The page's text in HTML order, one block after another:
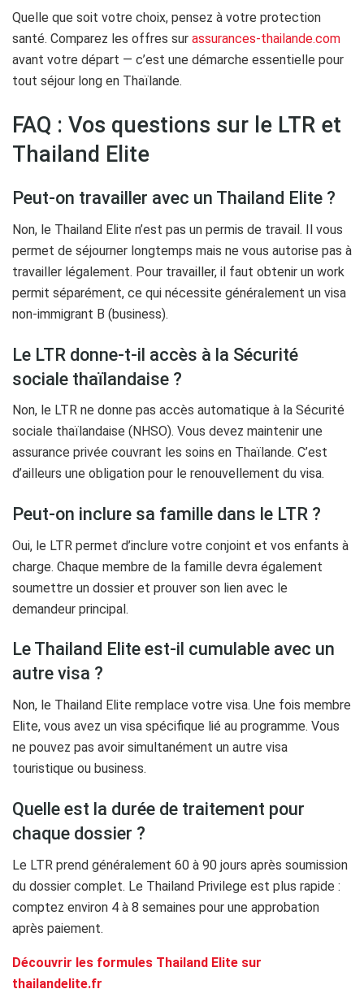
Quelle que soit votre choix, pensez à votre protection
santé. Comparez les offres sur assurances-thailande.com
avant votre départ — c’est une démarche essentielle pour
tout séjour long en Thaïlande.
FAQ : Vos questions sur le LTR et
Thailand Elite
Peut-on travailler avec un Thailand Elite ?
Non, le Thailand Elite n’est pas un permis de travail. Il vous
permet de séjourner longtemps mais ne vous autorise pas à
travailler légalement. Pour travailler, il faut obtenir un work
permit séparément, ce qui nécessite généralement un visa
non-immigrant B (business).
Le LTR donne-t-il accès à la Sécurité
sociale thaïlandaise ?
Non, le LTR ne donne pas accès automatique à la Sécurité
sociale thaïlandaise (NHSO). Vous devez maintenir une
assurance privée couvrant les soins en Thaïlande. C’est
d’ailleurs une obligation pour le renouvellement du visa.
Peut-on inclure sa famille dans le LTR ?
Oui, le LTR permet d’inclure votre conjoint et vos enfants à
charge. Chaque membre de la famille devra également
soumettre un dossier et prouver son lien avec le
demandeur principal.
Le Thailand Elite est-il cumulable avec un
autre visa ?
Non, le Thailand Elite remplace votre visa. Une fois membre
Elite, vous avez un visa spécifique lié au programme. Vous
ne pouvez pas avoir simultanément un autre visa
touristique ou business.
Quelle est la durée de traitement pour
chaque dossier ?
Le LTR prend généralement 60 à 90 jours après soumission
du dossier complet. Le Thailand Privilege est plus rapide :
comptez environ 4 à 8 semaines pour une approbation
après paiement.
Découvrir les formules Thailand Elite sur
thailandelite.fr